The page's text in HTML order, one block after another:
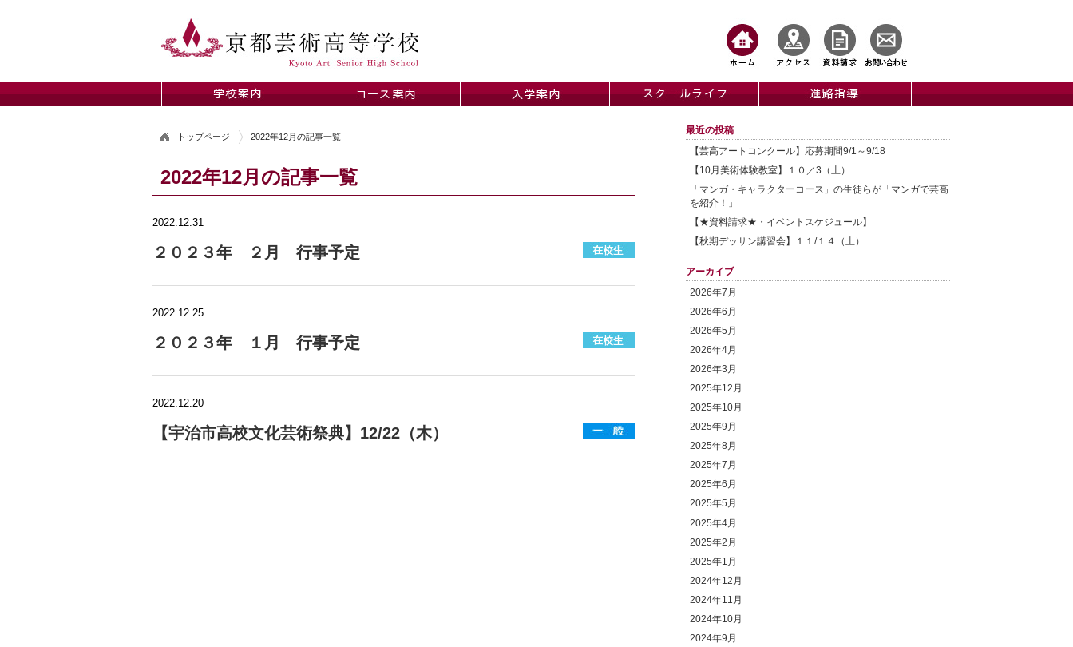
トップページ 2022年12月の記事一覧
2022年12月の記事一覧
2022.12.31
２０２３年 ２月 行事予定
2022.12.25
２０２３年 １月 行事予定
2022.12.20
【宇治市高校文化芸術祭典】12/22（木）
最近の投稿
【芸高アートコンクール】応募期間9/1～9/18
【10月美術体験教室】１０／3（土）
「マンガ・キャラクターコース」の生徒らが「マンガで芸高
を紹介！」
【★資料請求★・イベントスケジュール】
【秋期デッサン講習会】１１/１４（土）
アーカイブ
2026年7月
2026年6月
2026年5月
2026年4月
2026年3月
2025年12月
2025年10月
2025年9月
2025年8月
2025年7月
2025年6月
2025年5月
2025年4月
2025年2月
2025年1月
2024年12月
2024年11月
2024年10月
2024年9月